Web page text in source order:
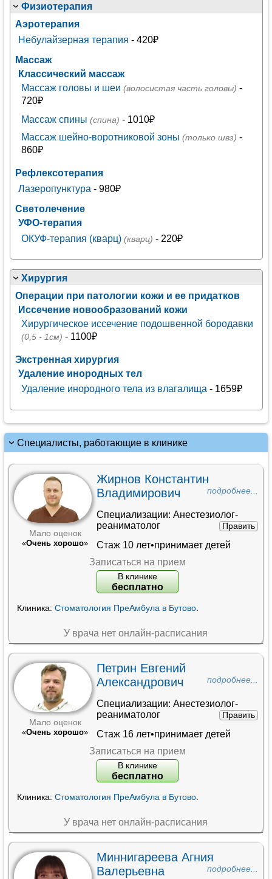
Физиотерапия
Аэротерапия
Небулайзерная терапия - 420₽
Массаж
Классический массаж
Массаж головы и шеи (волосистая часть головы) -
720₽
Массаж спины (спина) - 1010₽
Массаж шейно-воротниковой зоны (только швз) -
860₽
Рефлексотерапия
Лазеропунктура - 980₽
Светолечение
УФО-терапия
ОКУФ-терапия (кварц) (кварц) - 220₽
Хирургия
Операции при патологии кожи и ее придатков
Иссечение новообразований кожи
Хирургическое иссечение подошвенной бородавки
(0,5 - 1см) - 1100₽
Экстренная хирургия
Удаление инородных тел
Удаление инородного тела из влагалища- 1659₽
Специалисты, работающие в клинике
Мало оценок
«Очень хорошо»
Жирнов Константин
Владимирович
подробнее...
Специализации: Анестезиолог-
реаниматолог
Править
Стаж 10 лет•принимает детей
Записаться на прием
В клинике
бесплатно
Клиника: Стоматология ПреАмбула в Бутово.
У врача нет онлайн-расписания
Мало оценок
«Очень хорошо»
Петрин Евгений
Александрович
подробнее...
Специализации: Анестезиолог-
реаниматолог
Править
Стаж 16 лет•принимает детей
Записаться на прием
В клинике
бесплатно
Клиника: Стоматология ПреАмбула в Бутово.
У врача нет онлайн-расписания
Миннигареева Агния
Валерьевна
подробнее...